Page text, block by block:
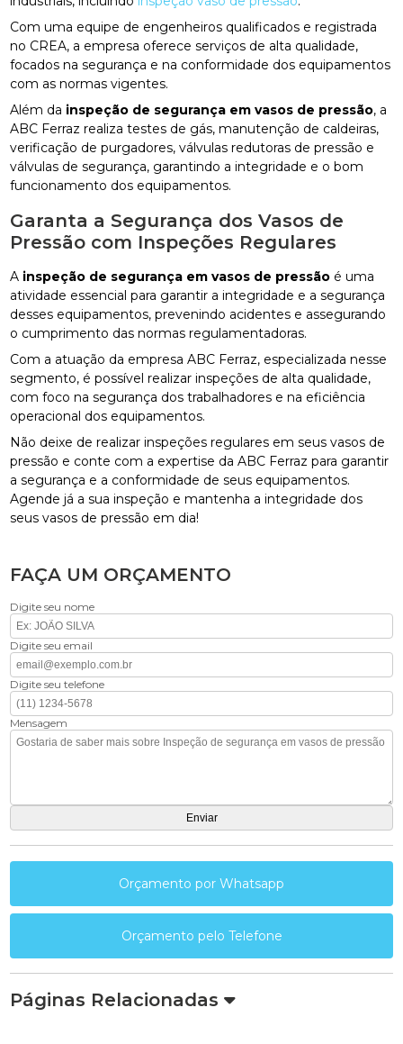
Com uma equipe de engenheiros qualificados e registrada
no CREA, a empresa oferece serviços de alta qualidade,
focados na segurança e na conformidade dos equipamentos
com as normas vigentes.
Além da inspeção de segurança em vasos de pressão, a
ABC Ferraz realiza testes de gás, manutenção de caldeiras,
verificação de purgadores, válvulas redutoras de pressão e
válvulas de segurança, garantindo a integridade e o bom
funcionamento dos equipamentos.
Garanta a Segurança dos Vasos de
Pressão com Inspeções Regulares
A inspeção de segurança em vasos de pressão é uma
atividade essencial para garantir a integridade e a segurança
desses equipamentos, prevenindo acidentes e assegurando
o cumprimento das normas regulamentadoras.
Com a atuação da empresa ABC Ferraz, especializada nesse
segmento, é possível realizar inspeções de alta qualidade,
com foco na segurança dos trabalhadores e na eficiência
operacional dos equipamentos.
Não deixe de realizar inspeções regulares em seus vasos de
pressão e conte com a expertise da ABC Ferraz para garantir
a segurança e a conformidade de seus equipamentos.
Agende já a sua inspeção e mantenha a integridade dos
seus vasos de pressão em dia!
FAÇA UM ORÇAMENTO
Digite seu nome
Digite seu email
Digite seu telefone
Mensagem
Orçamento por Whatsapp
Orçamento pelo Telefone
Páginas Relacionadas